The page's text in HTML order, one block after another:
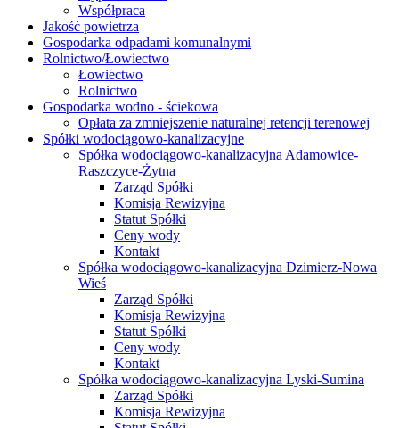
Współpraca
Jakość powietrza
Gospodarka odpadami komunalnymi
Rolnictwo/Łowiectwo
Łowiectwo
Rolnictwo
Gospodarka wodno - ściekowa
Opłata za zmniejszenie naturalnej retencji terenowej
Spółki wodociągowo-kanalizacyjne
Spółka wodociągowo-kanalizacyjna Adamowice-
Raszczyce-Żytna
Zarząd Spółki
Komisja Rewizyjna
Statut Spółki
Ceny wody
Kontakt
Spółka wodociągowo-kanalizacyjna Dzimierz-Nowa
Wieś
Zarząd Spółki
Komisja Rewizyjna
Statut Spółki
Ceny wody
Kontakt
Spółka wodociągowo-kanalizacyjna Lyski-Sumina
Zarząd Spółki
Komisja Rewizyjna